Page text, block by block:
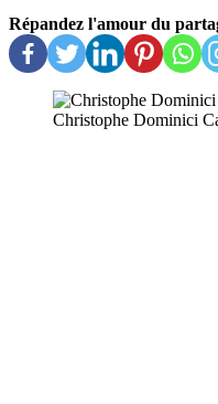
Répandez l'amour du
Christophe Dominici